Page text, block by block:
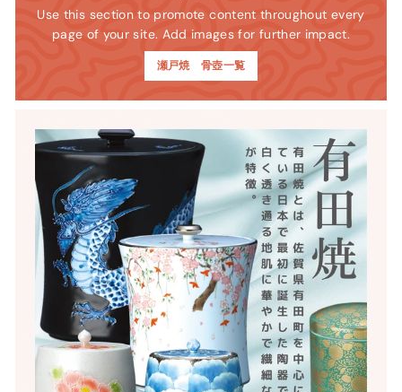
Use this section to promote content throughout every
page of your site. Add images for further impact.
瀬戸焼 骨壺一覧